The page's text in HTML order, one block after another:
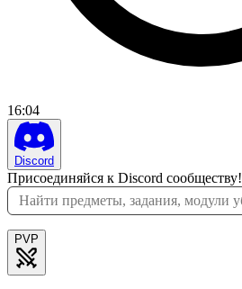
16:04
Discord
Присоединяйся к Discord сообществу!
PVP